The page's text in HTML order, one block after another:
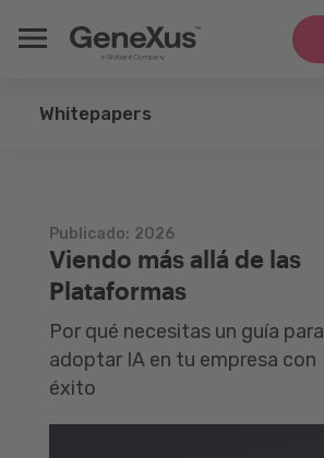
Whitepapers
Agents
Tecnologías
Integración
Casos de Uso
Viendo más allá de las
Plataformas
Publicado: 2026
Por qué necesitas un guía para
adoptar IA en tu empresa con
éxito